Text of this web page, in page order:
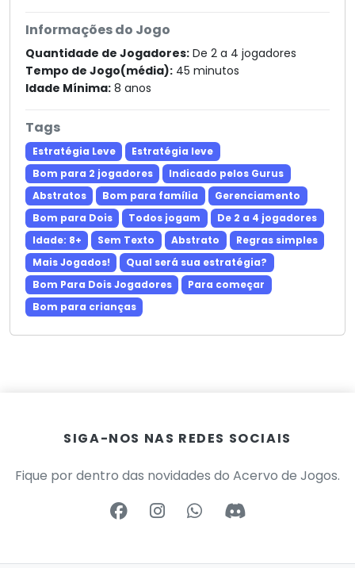
Informações do Jogo
Quantidade de Jogadores: De 2 a 4 jogadores
Tempo de Jogo(média): 45 minutos
Idade Mínima: 8 anos
Tags
Estratégia Leve
Estratégia leve
Bom para 2 jogadores
Indicado pelos Gurus
Abstratos
Bom para família
Gerenciamento
Bom para Dois
Todos jogam
De 2 a 4 jogadores
Idade: 8+
Sem Texto Abstrato
Regras simples
Mais Jogados!
Qual será sua estratégia?
Bom Para Dois Jogadores
Para começar
Bom para crianças
SIGA-NOS NAS REDES SOCIAIS
Fique por dentro das novidades do Acervo de Jogos.